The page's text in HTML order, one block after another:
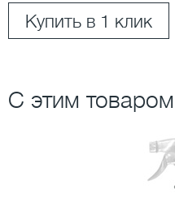
Купить в 1 клик
С этим